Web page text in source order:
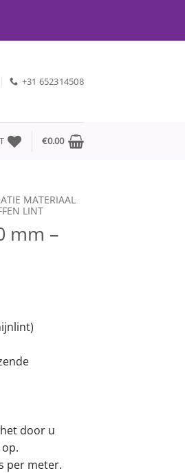
+31 652314508
€0.00
MATERIAAL
LINT
mm –
door u
per meter.